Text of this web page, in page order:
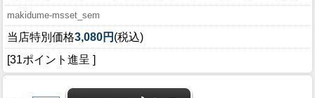
makidume-msset_sem
当店特別価格3,080円 (税込)
[31ポイント進呈 ]